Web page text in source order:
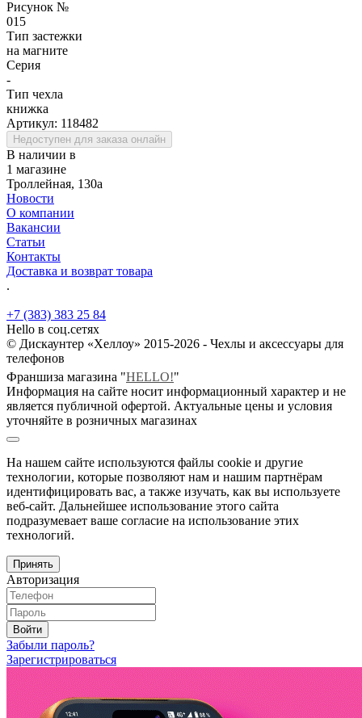
Рисунок №
015
Тип застежки
на магните
Серия
-
Тип чехла
книжка
Артикул: 118482
Недоступен для заказа онлайн
В наличии в
1 магазине
Троллейная, 130а
Новости
О компании
Вакансии
Статьи
Контакты
Доставка и возврат товара
.
+7 (383) 383 25 84
Hello в соц.сетях
© Дискаунтер «Хеллоу» 2015-2026 - Чехлы и аксессуары для
телефонов
Франшиза магазина "HELLO!"
Информация на сайте носит информационный характер и не
является публичной офертой. Актуальные цены и условия
уточняйте в розничных магазинах
На нашем сайте используются файлы cookie и другие
технологии, которые позволяют нам и нашим партнёрам
идентифицировать вас, а также изучать, как вы используете
веб-сайт. Дальнейшее использование этого сайта
подразумевает ваше согласие на использование этих
технологий.
Принять
Авторизация
Войти
Забыли пароль?
Зарегистрироваться